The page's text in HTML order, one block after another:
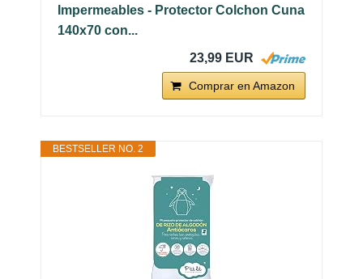
Impermeables - Protector Colchon Cuna
140x70 con...
23,99 EUR
Comprar en Amazon
BESTSELLER NO. 2